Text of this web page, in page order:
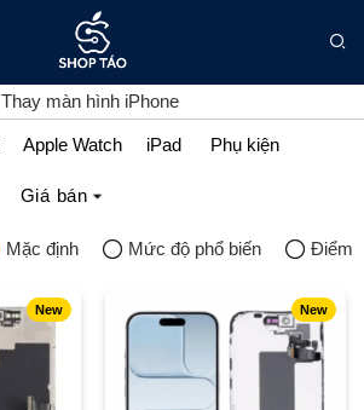
Thay màn hình iPhone
Apple Watch iPad Phụ kiện
Giá bán
Mặc định Mức độ phổ biến Điểm
New New